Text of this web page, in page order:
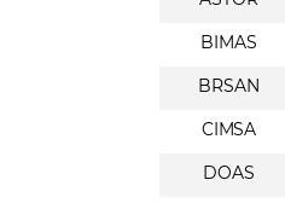
BIMAS
BRSAN
CIMSA
DOAS